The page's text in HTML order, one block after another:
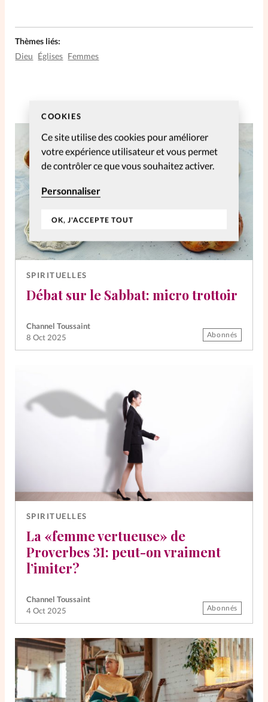
COOKIES
Ce site utilise des cookies pour améliorer
votre expérience utilisateur et vous permet
de contrôler ce que vous souhaitez activer.
Personnaliser
OK, J'ACCEPTE TOUT
Thèmes liés:
Dieu Églises Femmes
SPIRITUELLES
Débat sur le Sabbat: micro trottoir
Channel Toussaint
8 Oct 2025
Abonnés
SPIRITUELLES
La «femme vertueuse» de
Proverbes 31: peut-on vraiment
l’imiter?
Channel Toussaint
4 Oct 2025
Abonnés